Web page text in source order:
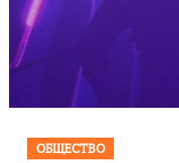
ОБЩЕСТВО